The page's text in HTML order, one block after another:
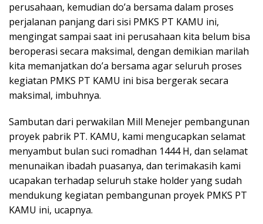
perusahaan, kemudian do’a bersama dalam proses
perjalanan panjang dari sisi PMKS PT KAMU ini,
mengingat sampai saat ini perusahaan kita belum bisa
beroperasi secara maksimal, dengan demikian marilah
kita memanjatkan do’a bersama agar seluruh proses
kegiatan PMKS PT KAMU ini bisa bergerak secara
maksimal, imbuhnya.
Sambutan dari perwakilan Mill Menejer pembangunan
proyek pabrik PT. KAMU, kami mengucapkan selamat
menyambut bulan suci romadhan 1444 H, dan selamat
menunaikan ibadah puasanya, dan terimakasih kami
ucapakan terhadap seluruh stake holder yang sudah
mendukung kegiatan pembangunan proyek PMKS PT
KAMU ini, ucapnya.